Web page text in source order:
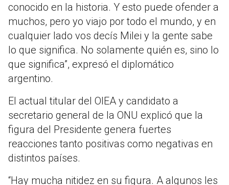
conocido en la historia. Y esto puede ofender a
muchos, pero yo viajo por todo el mundo, y en
cualquier lado vos decís Milei y la gente sabe
lo que significa. No solamente quién es, sino lo
que significa”, expresó el diplomático
argentino.
El actual titular del OIEA y candidato a
secretario general de la ONU explicó que la
figura del Presidente genera fuertes
reacciones tanto positivas como negativas en
distintos países.
“Hay mucha nitidez en su figura. A algunos les